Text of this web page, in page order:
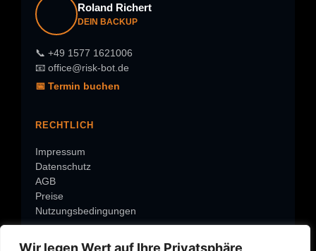
Wir legen Wert auf Ihre Privatsphäre
Roland Richert
DEIN BACKUP
📞 +49 1577 1621006
📧 office@risk-bot.de
📅 Termin buchen
RECHTLICH
Impressum
Datenschutz
AGB
Preise
Nutzungsbedingungen